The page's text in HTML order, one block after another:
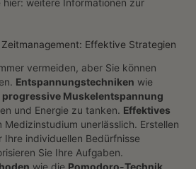
hier: weitere Informationen zur
Effektive Strategien
vermeiden, aber Sie können
Entspannungstechniken wie
progressive Muskelentspannung
und Energie zu tanken. Effektives
Medizinstudium unerlässlich. Erstellen
Ihre individuellen Bedürfnisse
Sie Ihre Aufgaben.